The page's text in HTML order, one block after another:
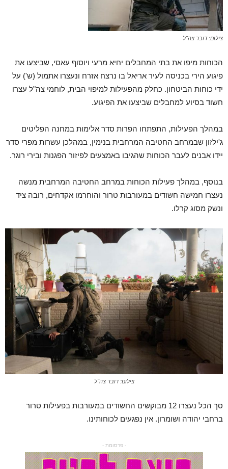
צילום: דובר צה"ל
הכוחות מיפו את בתי המחבלים יחיא מרעי ויוסוף עאסי, שביצעו את
פיגוע הירי בכניסה לעיר אריאל בו נרצח אזרח ונעצרו אתמול (ש') על
ידי כוחות הביטחון. כחלק מהפעילות למיפוי הבית, לוחמי צה"ל עצרו
חשוד בסיוע למחבלים שביצעו את הפיגוע.
במהלך הפעילות, התפתחו הפרות סדר אלימות במחנה הפליטים
ג'ילזון שבמרחב החטיבה המרחבית בנימין, במהלכן עשרות מפרי סדר
יידו אבנים לעבר הכוחות שהגיבו באמצעים לפיזור הפגנות ובירי רוגר.
בנוסף, במהלך פעילות הכוחות במרחב החטיבה המרחבית מנשה
נעצרו חמישה חשודים במעורבות טרור והוחרמו אקדחים, רובה ציד
ונשק מסוג קרלו.
צילום: דובד צה"ל
סך הכל נעצרו 12 מבוקשים החשודים במעורבות בפעילות טרור
ברחבי יהודה ושומרון. אין נפגעים לכוחותינו.
- פרסומת -